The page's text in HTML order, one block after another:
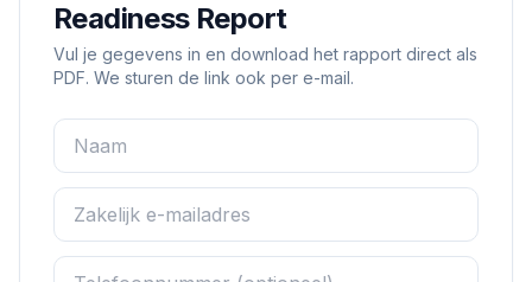
Readiness Report
Vul je gegevens in en download het rapport direct als
PDF. We sturen de link ook per e-mail.